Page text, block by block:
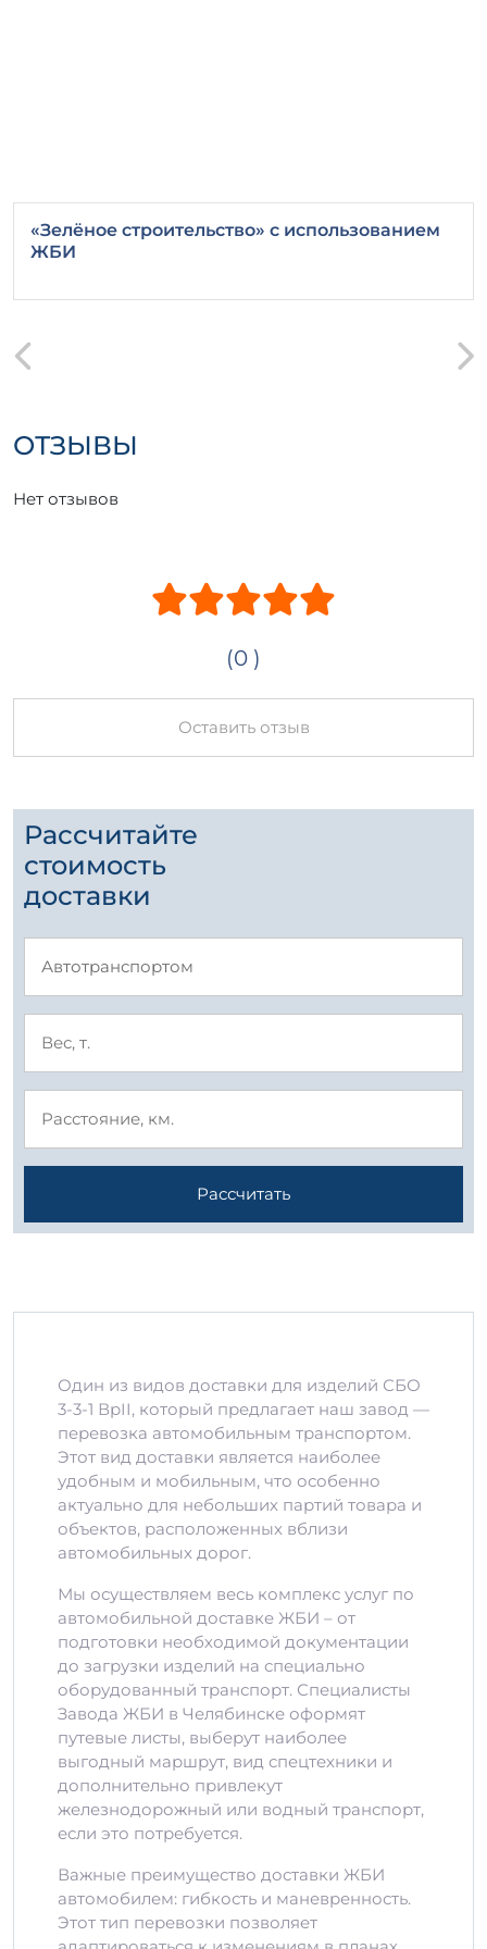
«Зелёное строительство» с использованием
ЖБИ
ОТЗЫВЫ
Нет отзывов
(0 )
Оставить отзыв
Рассчитайте
стоимость
доставки
Рассчитать
Один из видов доставки для изделий СБО
3-3-1 ВрII, который предлагает наш завод —
перевозка автомобильным транспортом.
Этот вид доставки является наиболее
удобным и мобильным, что особенно
актуально для небольших партий товара и
объектов, расположенных вблизи
автомобильных дорог.
Мы осуществляем весь комплекс услуг по
автомобильной доставке ЖБИ – от
подготовки необходимой документации
до загрузки изделий на специально
оборудованный транспорт. Специалисты
Завода ЖБИ в Челябинске оформят
путевые листы, выберут наиболее
выгодный маршрут, вид спецтехники и
дополнительно привлекут
железнодорожный или водный транспорт,
если это потребуется.
Важные преимущество доставки ЖБИ
автомобилем: гибкость и маневренность.
Этот тип перевозки позволяет